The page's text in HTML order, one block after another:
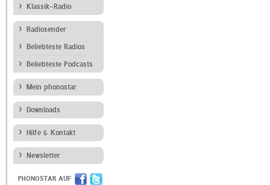
Klassik-Radio
Radiosender
Beliebteste Radios
Beliebteste Podcasts
Mein phonostar
Downloads
Hilfe & Kontakt
Newsletter
PHONOSTAR AUF